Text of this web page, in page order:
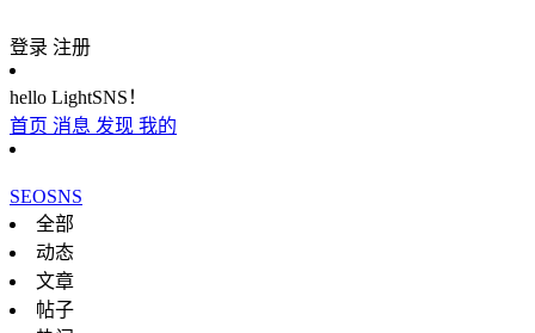
登录 注册
hello LightSNS！
首页 消息 发现 我的
SEOSNS
全部
动态
文章
帖子